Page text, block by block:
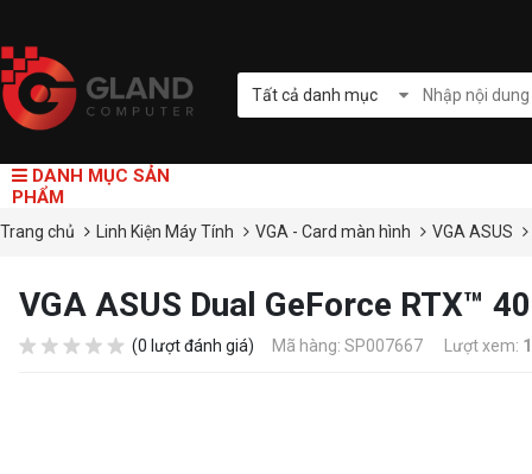
Tất cả danh mục
DANH MỤC SẢN
PHẨM
Trang chủ Linh Kiện Máy Tính VGA - Card màn hình VGA ASUS
VGA ASUS Dual GeForce RTX™
(0 lượt đánh giá) Mã hàng: SP007667 Lượt xem: